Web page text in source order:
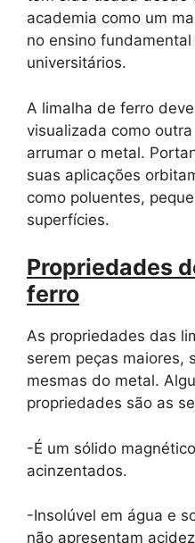
academia como um
no ensino
universitários.
A limalha de ferro
visualizada como
arrumar o metal.
suas aplicações
como poluentes,
superfícies.
Propriedades
ferro
As propriedades das
serem peças maiores,
mesmas do metal.
propriedades são as
-É um sólido
acinzentados.
-Insolúvel em água e
não apresentam